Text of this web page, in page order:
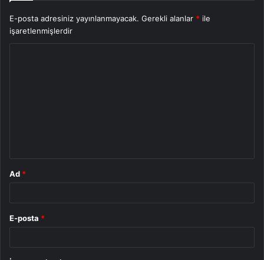
E-posta adresiniz yayınlanmayacak. Gerekli alanlar * ile
işaretlenmişlerdir
Ad *
E-posta *